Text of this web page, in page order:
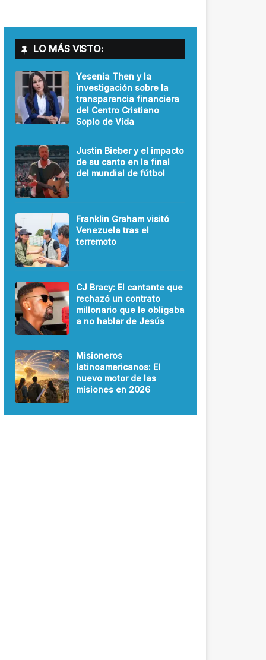
LO MÁS VISTO:
Yesenia Then y la
investigación sobre la
transparencia financiera
del Centro Cristiano
Soplo de Vida
Justin Bieber y el impacto
de su canto en la final
del mundial de fútbol
Franklin Graham visitó
Venezuela tras el
terremoto
CJ Bracy: El cantante que
rechazó un contrato
millonario que le obligaba
a no hablar de Jesús
Misioneros
latinoamericanos: El
nuevo motor de las
misiones en 2026